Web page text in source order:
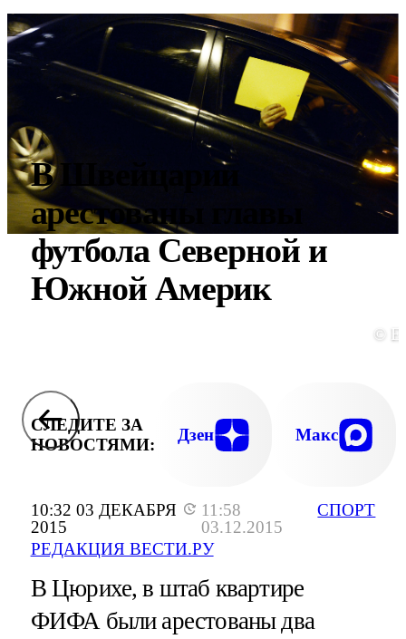
10:32 03 ДЕКАБРЯ
2015
11:58
03.12.2015
РЕДАКЦИЯ ВЕСТИ.РУ
СПОРТ
В Швейцарии
арестованы главы
футбола Северной и
Южной Америк
©
СЛЕДИТЕ ЗА
НОВОСТЯМИ:
Дзен Макс
В Цюрихе, в штаб квартире
ФИФА были арестованы два